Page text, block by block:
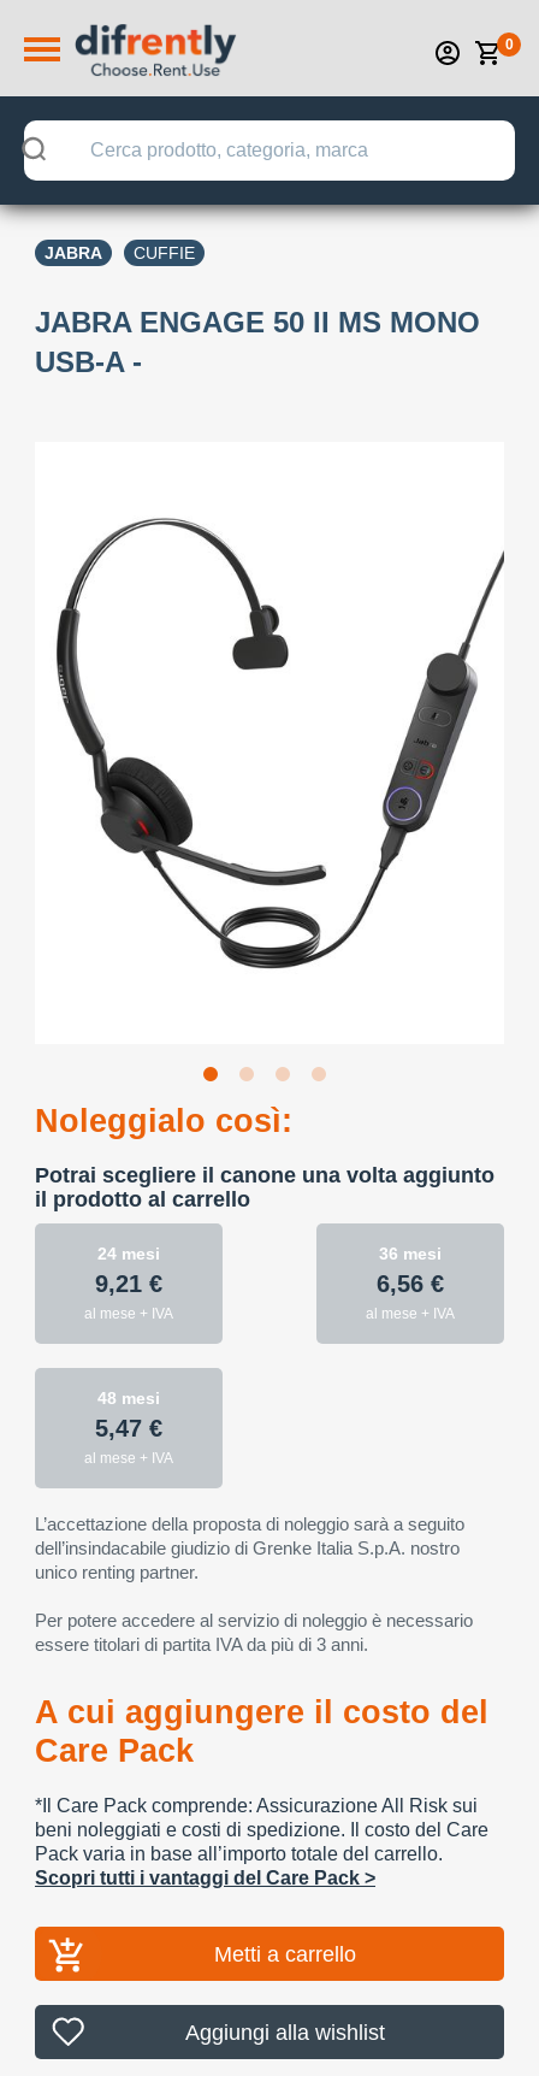
0
JABRA CUFFIE
JABRA ENGAGE 50 II MS MONO
USB-A -
Noleggialo così:
Potrai scegliere il canone una volta aggiunto
il prodotto al carrello
24 mesi
9,21 €
al mese + IVA
36 mesi
6,56 €
al mese + IVA
48 mesi
5,47 €
al mese + IVA
L’accettazione della proposta di noleggio sarà a seguito
dell’insindacabile giudizio di Grenke Italia S.p.A. nostro
unico renting partner.
Per potere accedere al servizio di noleggio è necessario
essere titolari di partita IVA da più di 3 anni.
A cui aggiungere il costo del
Care Pack
*Il Care Pack comprende: Assicurazione All Risk sui
beni noleggiati e costi di spedizione. Il costo del Care
Pack varia in base all’importo totale del carrello.
Scopri tutti i vantaggi del Care Pack >
Metti a carrello
Aggiungi alla wishlist